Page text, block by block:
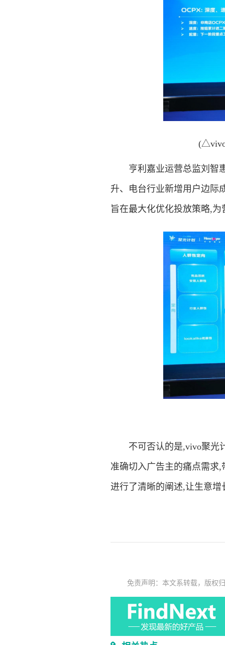
亨利嘉业运营总监刘智惠
升、电台行业新增用户边际
旨在最大化优化投放策略,
不可否认的是,vivo聚光计
准确切入广告主的痛点需求
进行了清晰的阐述,让生意
免责声明：本文系转载，版权